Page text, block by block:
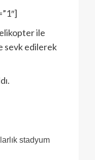
ile
sevk edilerek
stadyum